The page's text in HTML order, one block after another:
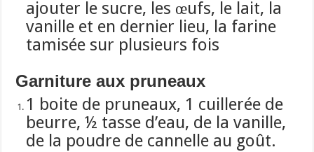
ajouter le sucre, les œufs, le lait, la
vanille et en dernier lieu, la farine
tamisée sur plusieurs fois
Garniture aux pruneaux
1 boite de pruneaux, 1 cuillerée de
beurre, ½ tasse d’eau, de la vanille,
de la poudre de cannelle au goût.